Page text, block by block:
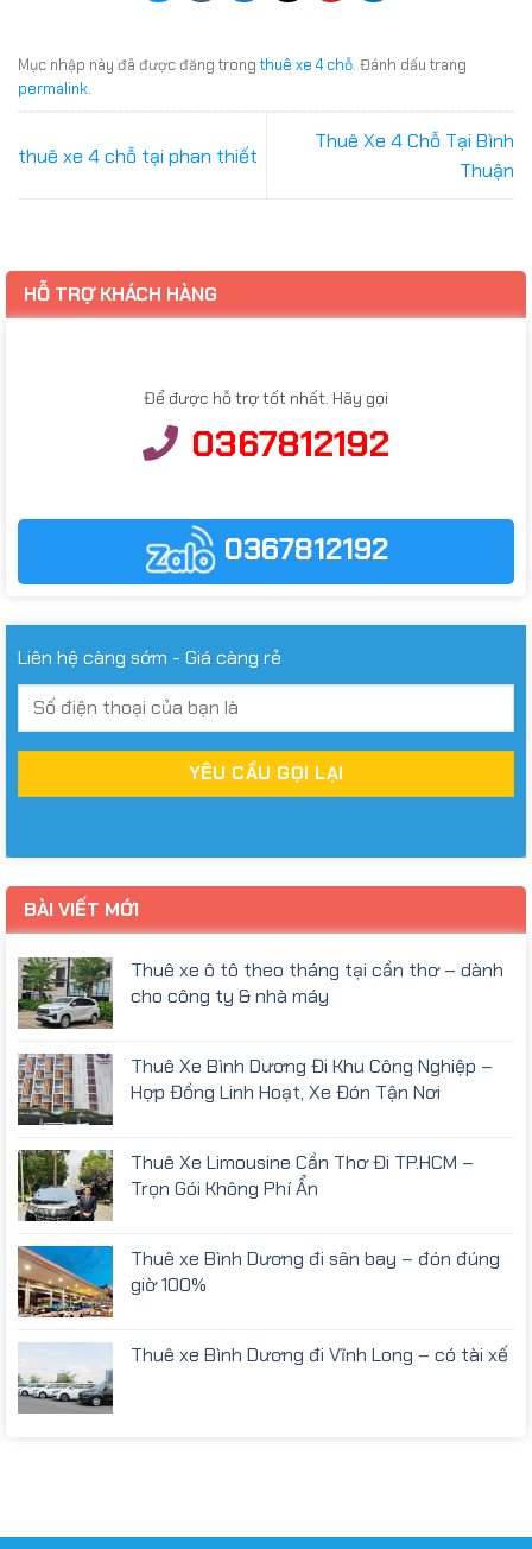
Mục nhập này đã được đăng trongthuê xe 4 chỗ. Đánh dấu trang
permalink.
thuê xe 4 chỗ tại phan thiết
Thuê Xe 4 Chỗ Tại Bình
Thuận
HỖ TRỢ KHÁCH HÀNG
Để được hỗ trợ tốt nhất. Hãy gọi
0367812192
0367812192
Liên hệ càng sớm - Giá càng rẻ
BÀI VIẾT MỚI
Thuê xe ô tô theo tháng tại cần thơ – dành
cho công ty & nhà máy
Thuê Xe Bình Dương Đi Khu Công Nghiệp –
Hợp Đồng Linh Hoạt, Xe Đón Tận Nơi
Thuê Xe Limousine Cần Thơ Đi TP.HCM –
Trọn Gói Không Phí Ẩn
Thuê xe Bình Dương đi sân bay – đón đúng
giờ 100%
Thuê xe Bình Dương đi Vĩnh Long – có tài xế